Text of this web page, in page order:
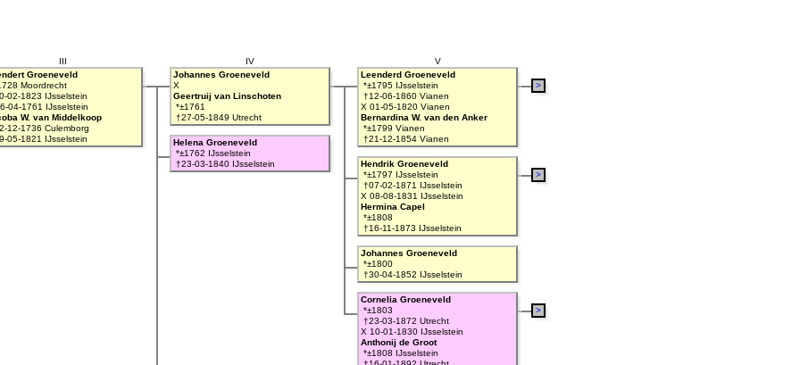
Leenderd Groeneveld
*±1795 IJsselstein
†12-06-1860 Vianen
X 01-05-1820 Vianen
Bernardina W. van den Anker
*±1799 Vianen
†21-12-1854 Vianen
>
Hendrik Groeneveld
*±1797 IJsselstein
†07-02-1871 IJsselstein
X 08-08-1831 IJsselstein
Hermina Capel
*±1808
†16-11-1873 IJsselstein
>
Johannes Groeneveld
*±1800
†30-04-1852 IJsselstein
Cornelia Groeneveld
*±1803
†23-03-1872 Utrecht
X 10-01-1830 IJsselstein
Anthonij de Groot
*±1808 IJsselstein
>
Johannes Groeneveld
X
Geertruij van Linschoten
*±1761
†27-05-1849 Utrecht
Helena Groeneveld
*±1762 IJsselstein
†23-03-1840 IJsselstein
Groeneveld
Moordrecht
02-1823 IJsselstein
04-1761 IJsselstein
W. van Middelkoop
12-1736 Culemborg
05-1821 IJsselstein
III IV V